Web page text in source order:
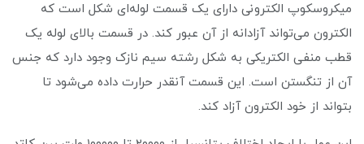
میکروسکوپ الکترونی دارای یک قسمت لوله‌ای شکل است که
الکترون می‌تواند آزادانه از آن عبور کند. در قسمت بالای لوله یک
قطب منفی الکتریکی به شکل رشته سیم نازک وجود دارد که جنس
آن از تنگستن است. این قسمت آنقدر حرارت داده می‌شود تا
بتواند از خود الکترون آزاد کند.